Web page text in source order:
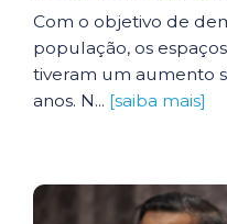
Com o objetivo de
população, os
tiveram um aumento
anos. N... [saiba mais]